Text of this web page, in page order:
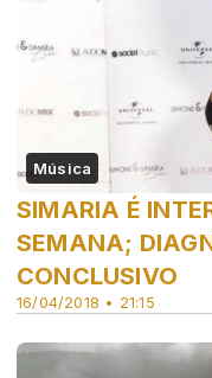
Música
16/04/2018 • 21:15
SIMARIA É
SEMANA;
CONCLUSIVO